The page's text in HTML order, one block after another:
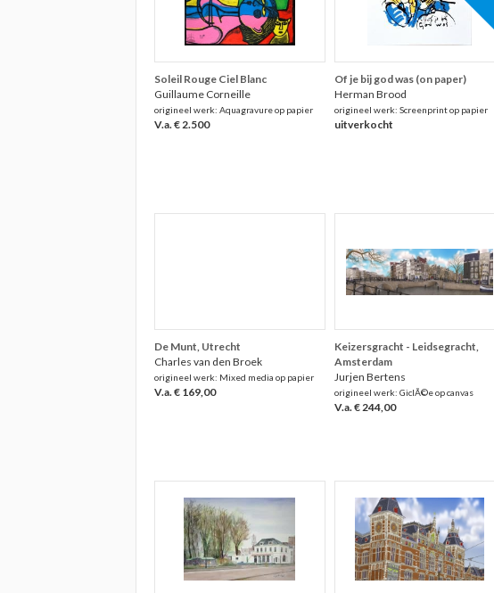
Soleil Rouge Ciel Blanc
Guillaume Corneille
origineel werk: Aquagravure op papier
V.a. € 2.500
Of je bij god was (on paper)
Herman Brood
origineel werk: Screenprint op papier
uitverkocht
De Munt, Utrecht
Charles van den Broek
origineel werk: Mixed media op papier
V.a. € 169,00
Keizersgracht - Leidsegracht,
Amsterdam
Jurjen Bertens
origineel werk: GiclÃ©e op canvas
V.a. € 244,00